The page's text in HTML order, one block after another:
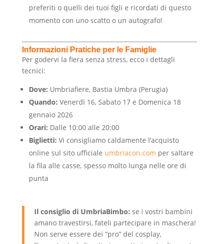
preferiti o quelli dei tuoi figli e ricordati di questo
momento con uno scatto o un autografo!
Informazioni Pratiche per le Famiglie
Per godervi la fiera senza stress, ecco i dettagli
tecnici:
Dove: Umbriafiere, Bastia Umbra (Perugia)
Quando: Venerdì 16, Sabato 17 e Domenica 18
gennaio 2026
Orari: Dalle 10:00 alle 20:00
Biglietti: Vi consigliamo caldamente l’acquisto
online sul sito ufficiale umbriacon.com per saltare
la fila alle casse, spesso molto lunga nelle ore di
punta
Il consiglio di UmbriaBimbo: se i vostri bambini
amano travestirsi, fateli partecipare in maschera!
Non serve essere dei “pro” del cosplay,